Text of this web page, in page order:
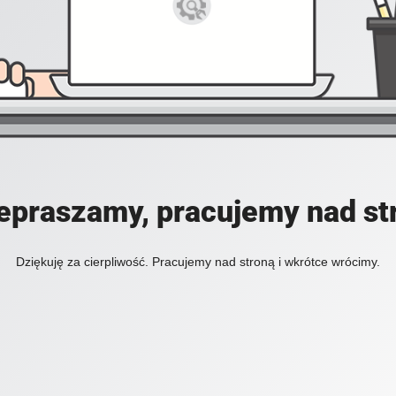
pracujemy nad
Dziękuję za cierpliwość. Pracujemy nad stroną i wkrótce wrócimy.